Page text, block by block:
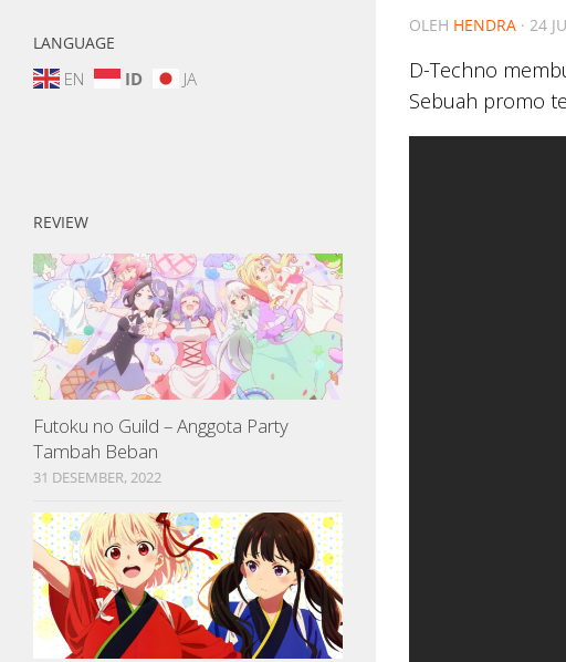
OLEH HENDRA · 24
D-Techno
Sebuah promo
LANGUAGE
EN ID JA
REVIEW
Futoku no Guild – Anggota Party
Tambah Beban
31 DESEMBER, 2022